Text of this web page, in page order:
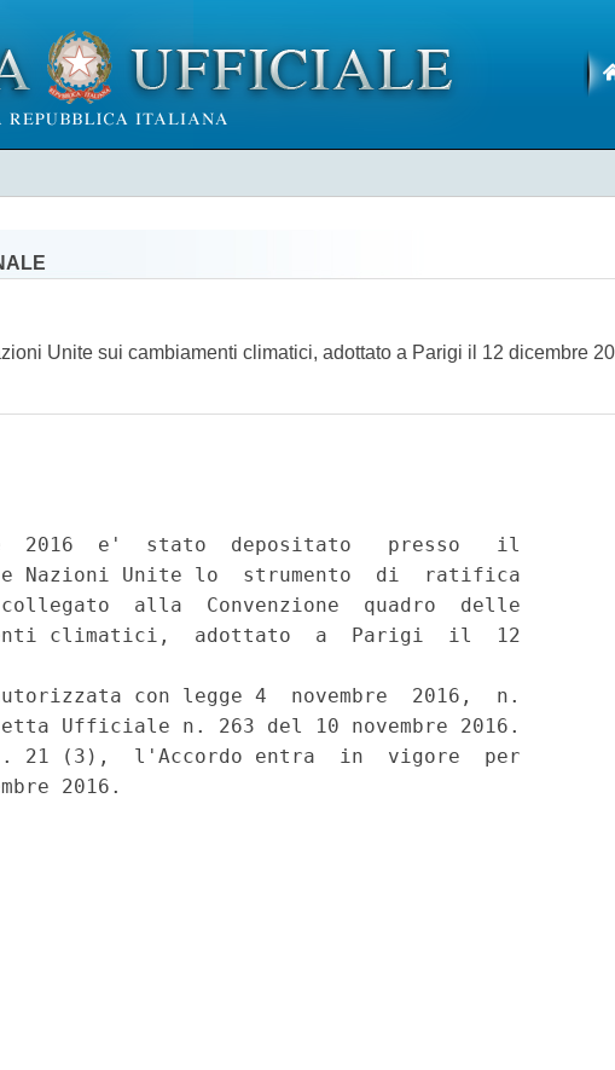
Unite sui cambiamenti climatici, adottato a Parigi il 12 dicembre